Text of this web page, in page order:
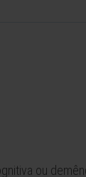
ou